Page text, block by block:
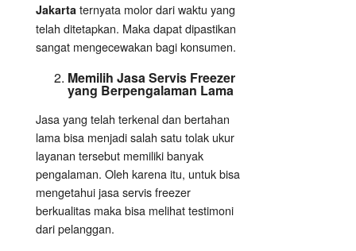
Jakarta ternyata molor dari waktu yang
telah ditetapkan. Maka dapat dipastikan
sangat mengecewakan bagi konsumen.
Memilih Jasa Servis Freezer
yang Berpengalaman Lama
Jasa yang telah terkenal dan bertahan
lama bisa menjadi salah satu tolak ukur
layanan tersebut memiliki banyak
pengalaman. Oleh karena itu, untuk bisa
mengetahui jasa servis freezer
berkualitas maka bisa melihat testimoni
dari pelanggan.